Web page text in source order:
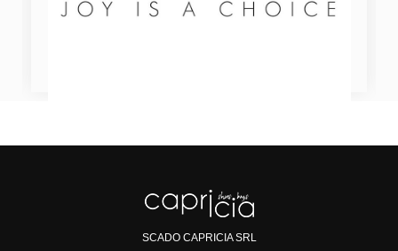
SCADO CAPRICIA SRL